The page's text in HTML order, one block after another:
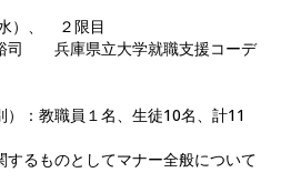
）、 ２限目
兵庫県立大学就職支援コーデ
：教職員１名、生徒10名、計11
るものとしてマナー全般について